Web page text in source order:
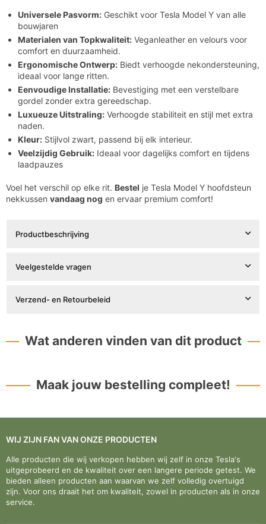
Universele Pasvorm: Geschikt voor Tesla Model Y van alle
bouwjaren
Materialen van Topkwaliteit: Veganleather en velours voor
comfort en duurzaamheid.
Ergonomische Ontwerp: Biedt verhoogde nekondersteuning,
ideaal voor lange ritten.
Eenvoudige Installatie: Bevestiging met een verstelbare
gordel zonder extra gereedschap.
Luxueuze Uitstraling: Verhoogde stabiliteit en stijl met extra
naden.
Kleur: Stijlvol zwart, passend bij elk interieur.
Veelzijdig Gebruik: Ideaal voor dagelijks comfort en tijdens
laadpauzes
Voel het verschil op elke rit. Bestel je Tesla Model Y hoofdsteun
nekkussen vandaag nog en ervaar premium comfort!
Productbeschrijving
Veelgestelde vragen
Verzend- en Retourbeleid
Wat anderen vinden van dit product
Maak jouw bestelling compleet!
WIJ ZIJN FAN VAN ONZE PRODUCTEN
Alle producten die wij verkopen hebben wij zelf in onze Tesla's
uitgeprobeerd en de kwaliteit over een langere periode getest. We
bieden alleen producten aan waarvan we zelf volledig overtuigd
zijn. Voor ons draait het om kwaliteit, zowel in producten als in onze
service.